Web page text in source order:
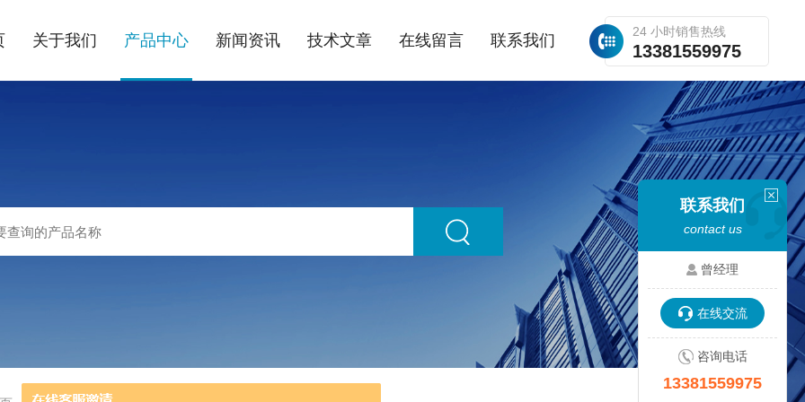
24 小时销售热线
13381559975
关于我们 产品中心 新闻资讯 技术文章 在线留言 联系我们
联系我们
contact us
曾经理
在线交流
咨询电话
13381559975